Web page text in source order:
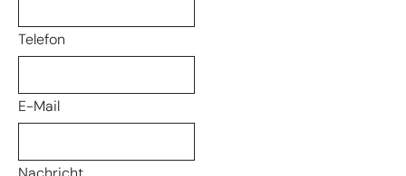
Telefon
E-Mail